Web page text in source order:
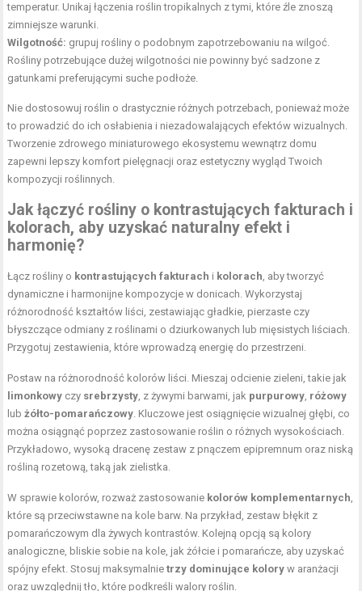
temperatur. Unikaj łączenia roślin tropikalnych z tymi, które źle znoszą
zimniejsze warunki.
Wilgotność: grupuj rośliny o podobnym zapotrzebowaniu na wilgoć.
Rośliny potrzebujące dużej wilgotności nie powinny być sadzone z
gatunkami preferującymi suche podłoże.
Nie dostosowuj roślin o drastycznie różnych potrzebach, ponieważ może
to prowadzić do ich osłabienia i niezadowalających efektów wizualnych.
Tworzenie zdrowego miniaturowego ekosystemu wewnątrz domu
zapewni lepszy komfort pielęgnacji oraz estetyczny wygląd Twoich
kompozycji roślinnych.
Jak łączyć rośliny o kontrastujących fakturach i
kolorach, aby uzyskać naturalny efekt i
harmonię?
Łącz rośliny o kontrastujących fakturach i kolorach, aby tworzyć
dynamiczne i harmonijne kompozycje w donicach. Wykorzystaj
różnorodność kształtów liści, zestawiając gładkie, pierzaste czy
błyszczące odmiany z roślinami o dziurkowanych lub mięsistych liściach.
Przygotuj zestawienia, które wprowadzą energię do przestrzeni.
Postaw na różnorodność kolorów liści. Mieszaj odcienie zieleni, takie jak
limonkowy czy srebrzysty, z żywymi barwami, jak purpurowy, różowy
lubżółto-pomarańczowy. Kluczowe jest osiągnięcie wizualnej głębi, co
można osiągnąć poprzez zastosowanie roślin o różnych wysokościach.
Przykładowo, wysoką dracenę zestaw z pnączem epipremnum oraz niską
rośliną rozetową, taką jak zielistka.
W sprawie kolorów, rozważ zastosowanie kolorów komplementarnych,
które są przeciwstawne na kole barw. Na przykład, zestaw błękit z
pomarańczowym dla żywych kontrastów. Kolejną opcją są kolory
analogiczne, bliskie sobie na kole, jak żółcie i pomarańcze, aby uzyskać
spójny efekt. Stosuj maksymalnietrzy dominujące kolory w aranżacji
oraz uwzględnij tło, które podkreśli walory roślin.